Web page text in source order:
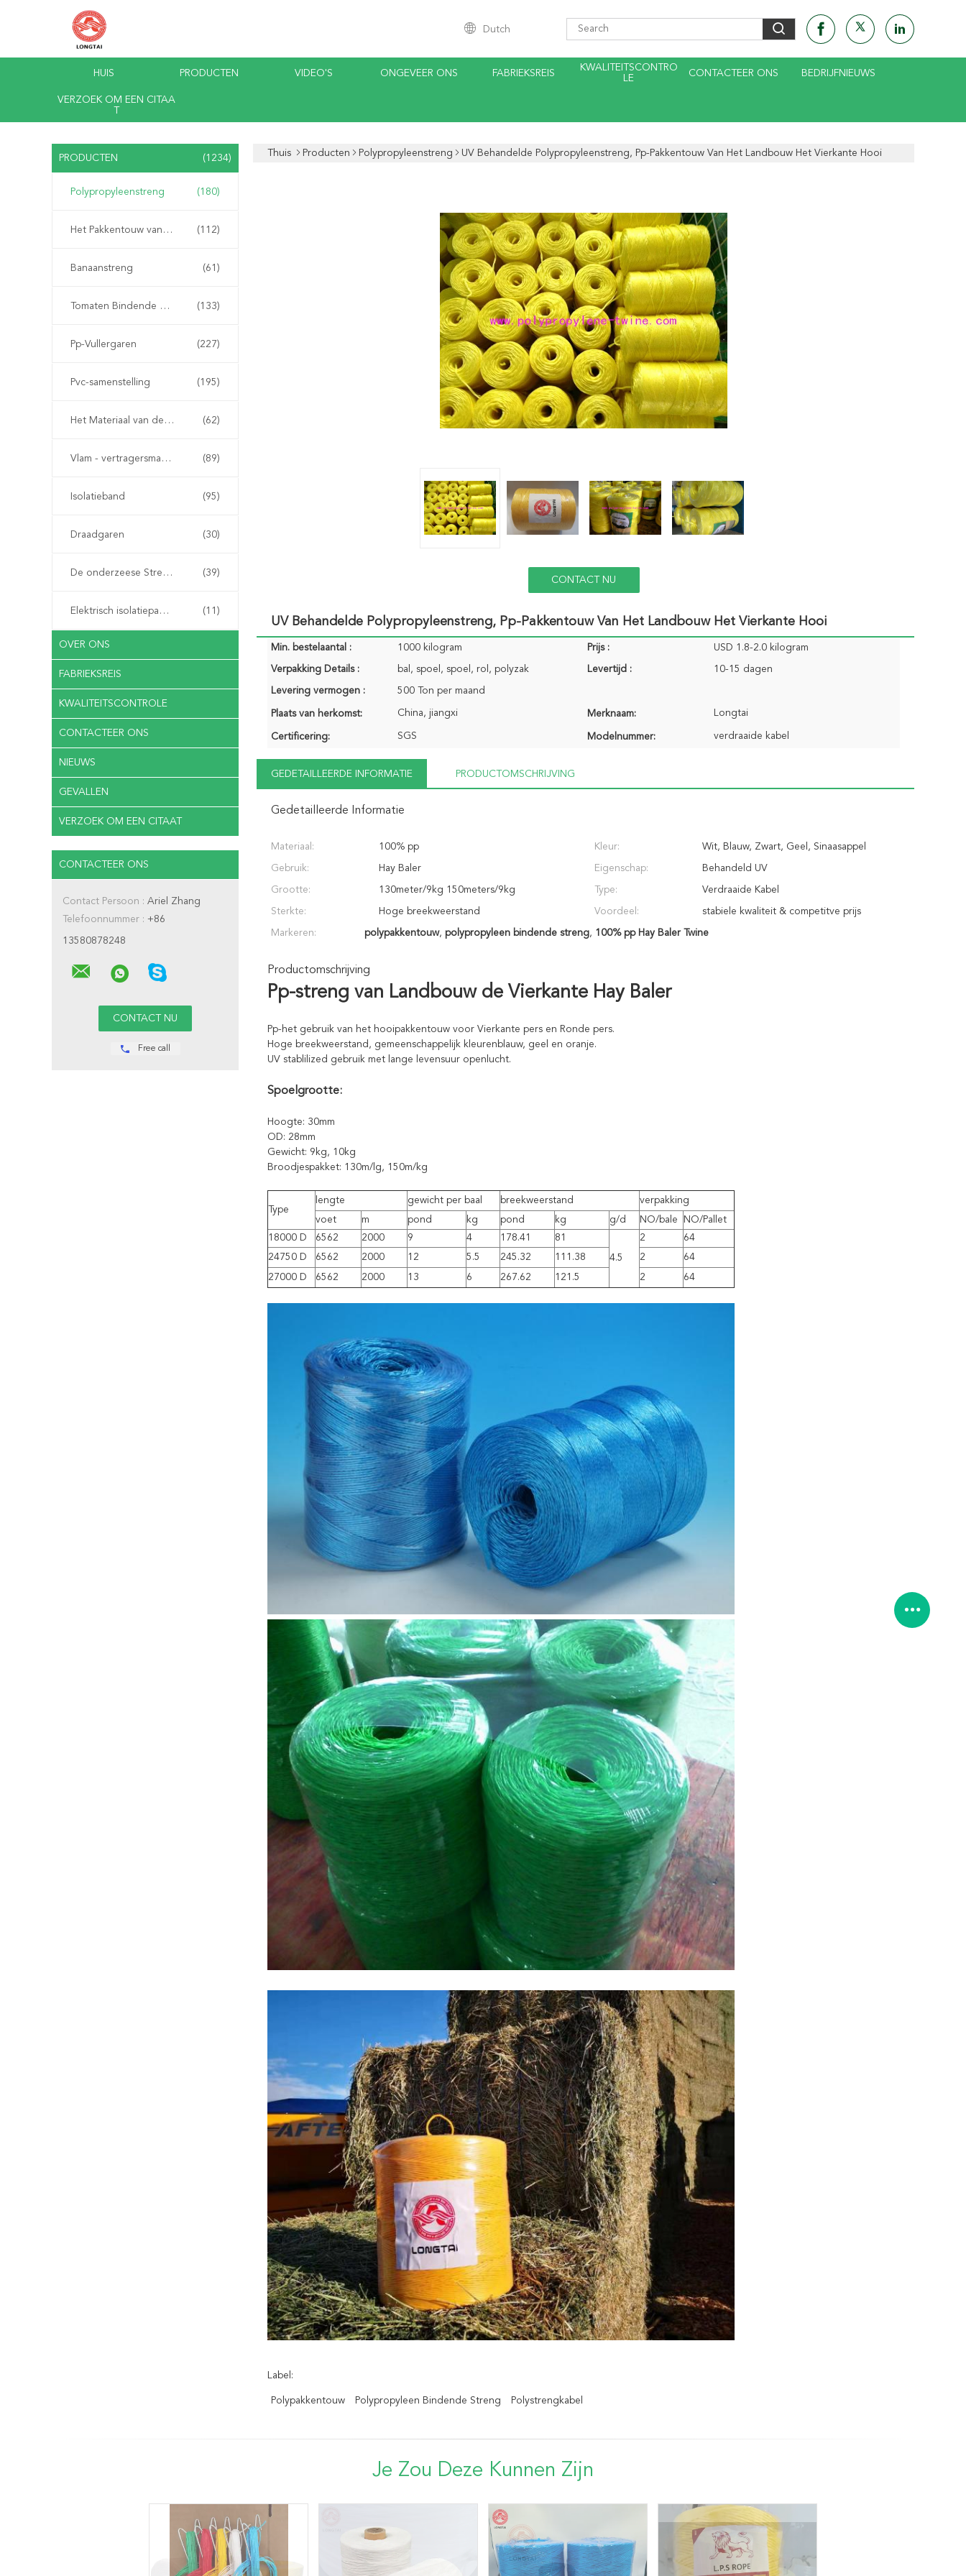
Dutch
HUIS PRODUCTEN VIDEO'S ONGEVEER ONS FABRIEKSREIS
KWALITEITSCONTRO
LE
CONTACTEER ONS BEDRIJFNIEUWS
VERZOEK OM EEN CITAA
PRODUCTEN (1234)
Polypropyleenstreng (180)
Het Pakkentouw van pp (112)
Banaanstreng (61)
Tomaten Bindende Streng (133)
Pp-Vullergaren (227)
Pvc-samenstelling (195)
Het Materiaal van de kabelvuller (62)
Vlam - vertragersmateriaal (89)
Isolatieband (95)
Draadgaren (30)
De onderzeese Streng van de Kabelpantsering (39)
Elektrisch isolatiepapier (11)
OVER ONS
FABRIEKSREIS
KWALITEITSCONTROLE
CONTACTEER ONS
NIEUWS
GEVALLEN
VERZOEK OM EEN CITAAT
CONTACTEER ONS
Contact Persoon : Ariel Zhang
Telefoonnummer : +86
13580878248
Free call
Thuis Producten Polypropyleenstreng UV Behandelde Polypropyleenstreng, Pp-Pakkentouw Van Het Landbouw Het Vierkante Hooi
CONTACT NU
UV Behandelde Polypropyleenstreng, Pp-Pakkentouw Van Het Landbouw Het Vierkante Hooi
Min. bestelaantal : 1000 kilogram Prijs : USD 1.8-2.0 kilogram
Verpakking Details : bal, spoel, spoel, rol, polyzak Levertijd : 10-15 dagen
Levering vermogen : 500 Ton per maand
Plaats van herkomst: China, jiangxi Merknaam: Longtai
Certificering: SGS Modelnummer: verdraaide kabel
GEDETAILLEERDE INFORMATIE PRODUCTOMSCHRIJVING
Gedetailleerde Informatie
Materiaal: 100% pp Kleur: Wit, Blauw, Zwart, Geel, Sinaasappel
Gebruik: Hay Baler Eigenschap: Behandeld UV
Grootte: 130meter/9kg 150meters/9kg Type: Verdraaide Kabel
Sterkte: Hoge breekweerstand Voordeel: stabiele kwaliteit & competitve prijs
Markeren: polypakkentouw, polypropyleen bindende streng, 100% pp Hay Baler Twine
Productomschrijving
Pp-streng van Landbouw de Vierkante Hay Baler
Pp-het gebruik van het hooipakkentouw voor Vierkante pers en Ronde pers.
Hoge breekweerstand, gemeenschappelijk kleurenblauw, geel en oranje.
UV stablilized gebruik met lange levensuur openlucht.
Spoelgrootte:
Hoogte: 30mm
OD: 28mm
Gewicht: 9kg, 10kg
Broodjespakket: 130m/lg, 150m/kg
Type
lengte gewicht per baal breekweerstand
verpakking
voet
m pond kg pond kg g/d NO/bale
NO/Pallet
18000 D
6562 2000 9 4 178.41
81
4.5
2
64
24750 D
6562 2000 12 5.5 245.32 111.38 2
64
27000 D
6562 2000 13 6 267.62 121.5 2 64
Label:
Polypakkentouw Polypropyleen Bindende Streng Polystrengkabel
Je Zou Deze Kunnen Zijn